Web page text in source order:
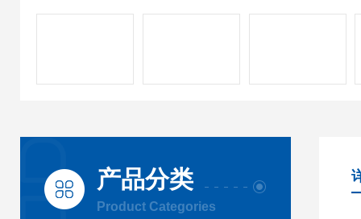
产品分类
Product Categories